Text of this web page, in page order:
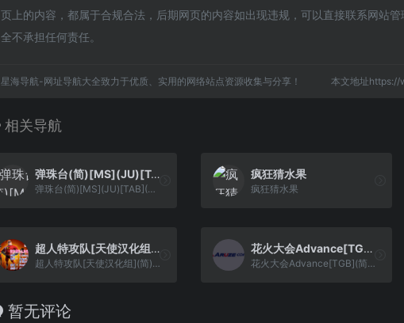
页上的内容，都属于合规合法，后期网页的内容如出现违规，可以直接联系网站
全不承担任何责任。
星海导航-网址导航大全致力于优质、实用的网络站点资源收集与分享！ 本文地址https://
相关导航
弹珠台(简)[MS](JU)[TAB](0.18Mb)
弹珠台(简)[MS](JU)[TAB](0.18Mb)
疯狂猜水果
疯狂猜水果
超人特攻队[天使汉化组](简)(JP)(65.37Mb)
超人特攻队[天使汉化组](简)(JP)(65.37Mb)
花火大会Advance[TGB](简)(JP)(64Mb)
花火大会Advance[TGB](简)(JP)(64Mb)
暂无评论